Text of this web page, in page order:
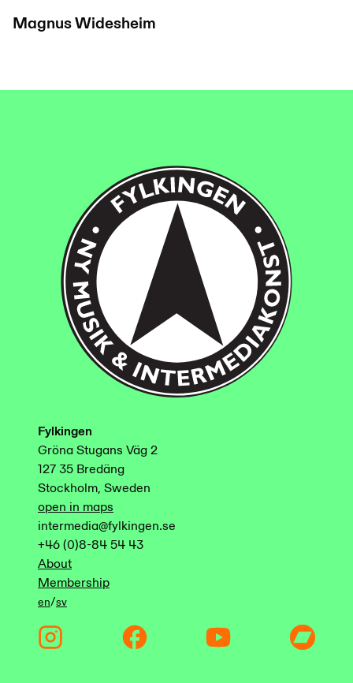
Magnus Widesheim
Fylkingen
Gröna Stugans Väg 2
127 35 Bredäng
Stockholm, Sweden
open in maps
intermedia@fylkingen.se
+46 (0)8-84 54 43
About
Membership
en/sv